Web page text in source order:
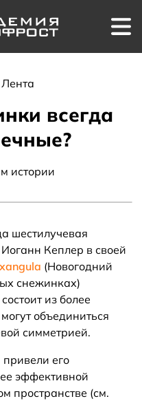
Лента
всегда
истории
шестилучевая
Кеплер в своей
(Новогодний
снежинках)
из более
объединиться
симметрией.
его
эффективной
пространстве (см.